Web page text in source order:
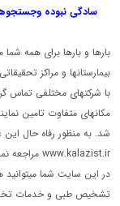
سادگی نبوده و
بارها و بارها برای همه
بیمارستانها و مراکز
با شرکتهای مختلفی تماس
مکانهای متفاوت تامین
شد. به منظور رفاه حال
www.kalazist.ir مراجعه نمایید.
در این سایت شما میتوانید
تشخیص طبی و خدمات تخصصی